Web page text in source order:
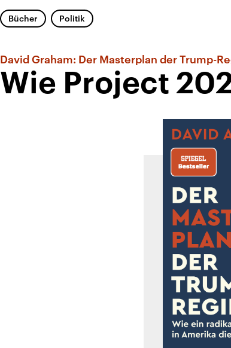
Bücher Politik
David Graham: Der Masterplan der Trump-
Wie Project